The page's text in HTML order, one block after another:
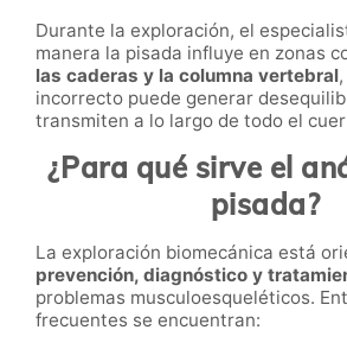
Durante la exploración, el
manera la pisada influye en zonas
las caderas y la columna vertebral
incorrecto puede generar
transmiten a lo largo de todo el
¿Para qué sirve el
pisada?
La exploración biomecánica está
prevención, diagnóstico y
problemas musculoesqueléticos.
frecuentes se encuentran: